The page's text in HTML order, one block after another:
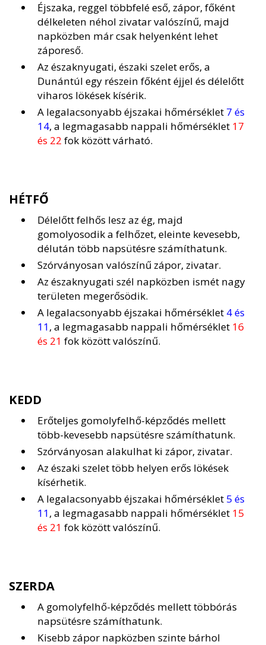
Éjszaka, reggel többfelé eső, zápor, főként
délkeleten néhol zivatar valószínű, majd
napközben már csak helyenként lehet
záporeső.
Az északnyugati, északi szelet erős, a
Dunántúl egy részein főként éjjel és délelőtt
viharos lökések kísérik.
A legalacsonyabb éjszakai hőmérséklet 7 és
14, a legmagasabb nappali hőmérséklet 17
és 22 fok között várható.
HÉTFŐ
Délelőtt felhős lesz az ég, majd
gomolyosodik a felhőzet, eleinte kevesebb,
délután több napsütésre számíthatunk.
Szórványosan valószínű zápor, zivatar.
Az északnyugati szél napközben ismét nagy
területen megerősödik.
A legalacsonyabb éjszakai hőmérséklet 4 és
11, a legmagasabb nappali hőmérséklet 16
és 21 fok között valószínű.
KEDD
Erőteljes gomolyfelhő-képződés mellett
több-kevesebb napsütésre számíthatunk.
Szórványosan alakulhat ki zápor, zivatar.
Az északi szelet több helyen erős lökések
kísérhetik.
A legalacsonyabb éjszakai hőmérséklet 5 és
11, a legmagasabb nappali hőmérséklet 15
és 21 fok között valószínű.
SZERDA
A gomolyfelhő-képződés mellett többórás
napsütésre számíthatunk.
Kisebb zápor napközben szinte bárhol